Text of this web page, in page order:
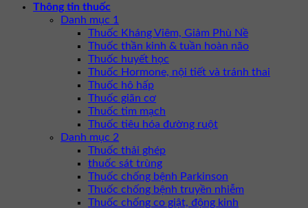
Thông tin thuốc
Danh mục 1
Thuốc Kháng Viêm, Giảm Phù Nề
Thuốc thần kinh & tuần hoàn não
Thuốc huyết học
Thuốc Hormone, nội tiết và tránh thai
Thuốc hô hấp
Thuốc giãn cơ
Thuốc tim mạch
Thuốc tiêu hóa đường ruột
Danh mục 2
Thuốc thải ghép
thuốc sát trùng
Thuốc chống bệnh Parkinson
Thuốc chống bệnh truyền nhiễm
Thuốc chống co giật, động kinh